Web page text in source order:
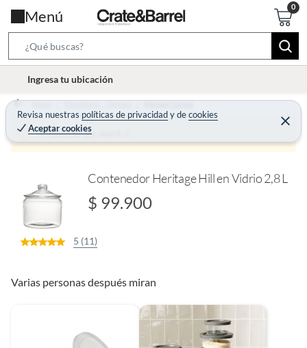
Menú
e
r
c
B
r
t
Ingresa tu ubicación
Revisa nuestras políticas de privacidadydecookies
Aceptar cookies
C
e
r
Home Decohogar - Menaje Menaje Cocina
Producto sin stock :(
Contenedor Heritage Hill en Vidrio 2,8 L
$ 99.900
5 (11)
Varias personas después miran